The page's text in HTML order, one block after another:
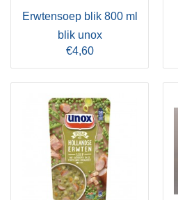
Erwtensoep blik 800 ml
blik unox
€4,60